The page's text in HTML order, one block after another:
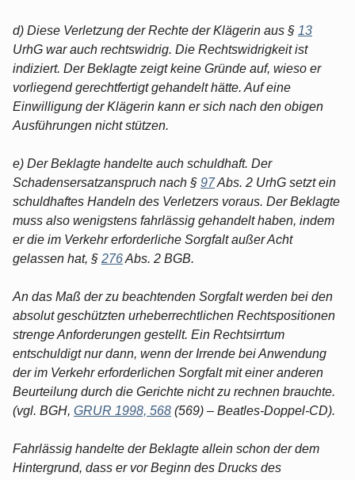
d) Diese Verletzung der Rechte der Klägerin aus § 13
UrhG war auch rechtswidrig. Die Rechtswidrigkeit ist
indiziert. Der Beklagte zeigt keine Gründe auf, wieso er
vorliegend gerechtfertigt gehandelt hätte. Auf eine
Einwilligung der Klägerin kann er sich nach den obigen
Ausführungen nicht stützen.
e) Der Beklagte handelte auch schuldhaft. Der
Schadensersatzanspruch nach § 97Abs. 2 UrhG setzt ein
schuldhaftes Handeln des Verletzers voraus. Der Beklagte
muss also wenigstens fahrlässig gehandelt haben, indem
er die im Verkehr erforderliche Sorgfalt außer Acht
gelassen hat, § 276Abs. 2 BGB.
An das Maß der zu beachtenden Sorgfalt werden bei den
absolut geschützten urheberrechtlichen Rechtspositionen
strenge Anforderungen gestellt. Ein Rechtsirrtum
entschuldigt nur dann, wenn der Irrende bei Anwendung
der im Verkehr erforderlichen Sorgfalt mit einer anderen
Beurteilung durch die Gerichte nicht zu rechnen brauchte.
(vgl. BGH, GRUR 1998, 568 (569) – Beatles-Doppel-CD).
Fahrlässig handelte der Beklagte allein schon der dem
Hintergrund, dass er vor Beginn des Drucks des